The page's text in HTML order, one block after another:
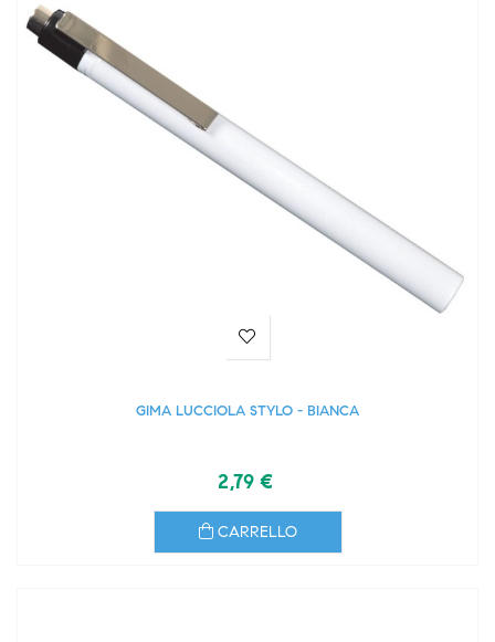
GIMA LUCCIOLA STYLO - BIANCA
2,79 €
CARRELLO